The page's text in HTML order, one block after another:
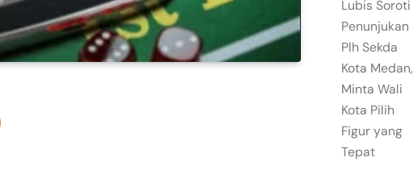
Lubis Soroti
Penunjukan
Plh Sekda
Kota Medan,
Minta Wali
Kota Pilih
Figur yang
Tepat